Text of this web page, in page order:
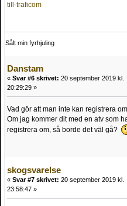
till-traficom
Sålt min fyrhjuling
Danstam
« Svar #6 skrivet: 20 september 2019 kl.
20:29:29 »
Vad gör att man inte kan registrera
Om jag kommer dit med en atv som
registrera om, så borde det väl gå?
skogsvarelse
« Svar #7 skrivet: 20 september 2019 kl.
23:58:47 »